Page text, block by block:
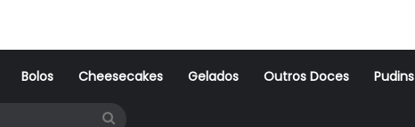
Bolos Cheesecakes Gelados Outros Doces Pudins